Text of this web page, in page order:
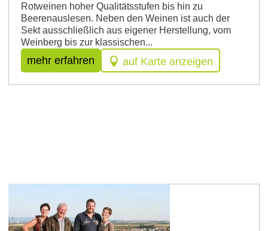
Rotweinen hoher Qualitätsstufen bis hin zu
Beerenauslesen. Neben den Weinen ist auch der
Sekt ausschließlich aus eigener Herstellung, vom
Weinberg bis zur klassischen...
mehr erfahren auf Karte anzeigen